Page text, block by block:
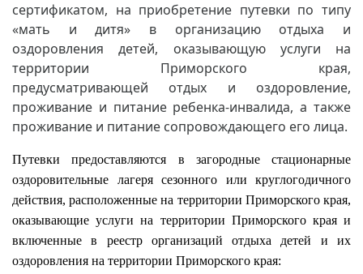
сертификатом, на приобретение путевки по типу
«мать и дитя» в организацию отдыха и
оздоровления детей, оказывающую услуги на
территории Приморского края,
предусматривающей отдых и оздоровление,
проживание и питание ребенка-инвалида, а также
проживание и питание сопровождающего его лица.
Путевки предоставляются в загородные стационарные
оздоровительные лагеря сезонного или круглогодичного
действия, расположенные на территории Приморского края,
оказывающие услуги на территории Приморского края и
включенные в реестр организаций отдыха детей и их
оздоровления на территории Приморского края: